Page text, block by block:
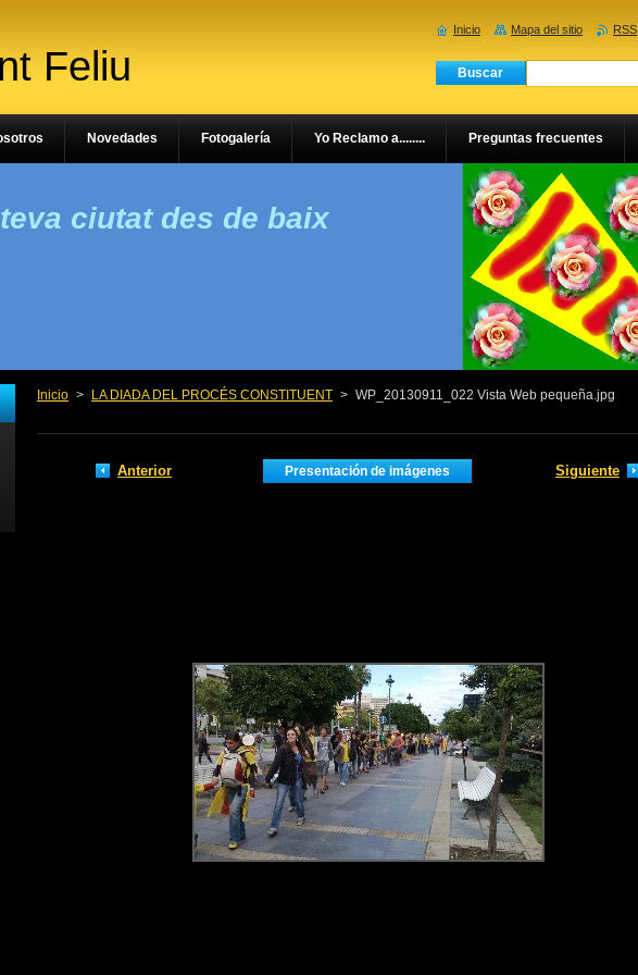
Feliu
ciutat des de baix
Inicio > LA DIADA DEL PROCÉS CONSTITUENT > WP_20130911_022 Vista Web pequeña.jpg
Anterior Presentación de imágenes Siguiente
Novedades Fotogalería Yo Reclamo a........ Preguntas frecuentes
Inicio Mapa del sitio RSS